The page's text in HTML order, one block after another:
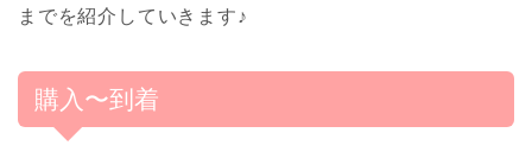
までを紹介していきます♪
購入〜到着